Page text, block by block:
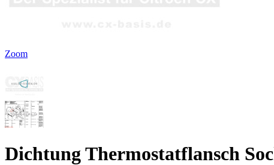
Zoom
Dichtung Thermostatflansch